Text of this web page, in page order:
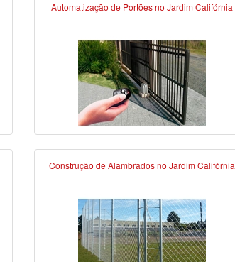
Automatização de Portões no Jardim Califórnia
Construção de Alambrados no Jardim Califórnia